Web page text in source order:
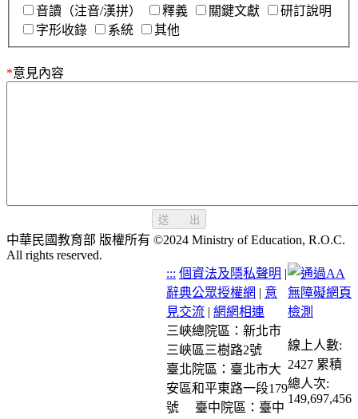
音讀（注音/漢拼）
釋義 關鍵文獻
研訂說明
字形收錄
系統 其他
*意見內容
送 出
中華民國教育部 版權所有 ©2024 Ministry of Education, R.O.C.
All rights reserved.
::: 個資法及隱私聲明 |
辭典公眾授權網 | 意
見交流 | 網網相連
三峽總院區：新北市
三峽區三樹路2號
臺北院區：臺北市大
安區和平東路一段179
號
臺中院區：臺中
線上人數:
2427 累積
總人次:
149,697,456